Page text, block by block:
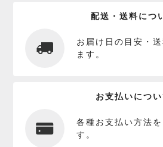
配送・送料につ
お届け日の目安・
ます。
お支払いについ
各種お支払い方法
す。